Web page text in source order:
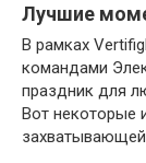
Лучшие
В рамках
командами
праздник для
Вот некоторые